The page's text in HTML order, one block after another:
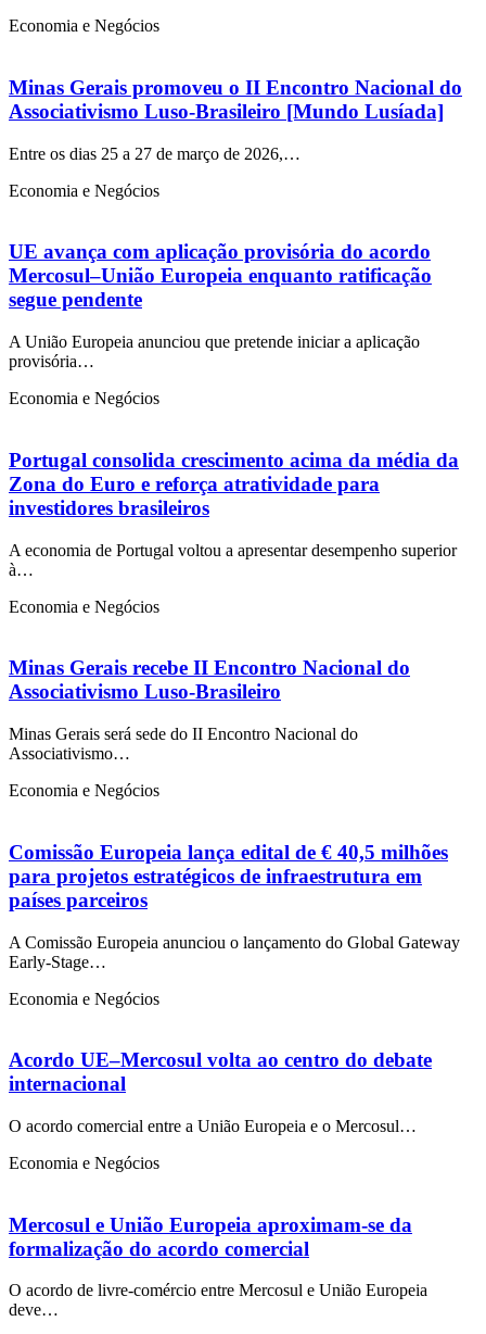
Economia e Negócios
Minas Gerais promoveu o II Encontro Nacional do
Associativismo Luso-Brasileiro [Mundo Lusíada]
Entre os dias 25 a 27 de março de 2026,…
Economia e Negócios
UE avança com aplicação provisória do acordo
Mercosul–União Europeia enquanto ratificação
segue pendente
A União Europeia anunciou que pretende iniciar a aplicação
provisória…
Economia e Negócios
Portugal consolida crescimento acima da média da
Zona do Euro e reforça atratividade para
investidores brasileiros
A economia de Portugal voltou a apresentar desempenho superior
à…
Economia e Negócios
Minas Gerais recebe II Encontro Nacional do
Associativismo Luso-Brasileiro
Minas Gerais será sede do II Encontro Nacional do
Associativismo…
Economia e Negócios
Comissão Europeia lança edital de € 40,5 milhões
para projetos estratégicos de infraestrutura em
países parceiros
A Comissão Europeia anunciou o lançamento do Global Gateway
Early-Stage…
Economia e Negócios
Acordo UE–Mercosul volta ao centro do debate
internacional
O acordo comercial entre a União Europeia e o Mercosul…
Economia e Negócios
Mercosul e União Europeia aproximam-se da
formalização do acordo comercial
O acordo de livre-comércio entre Mercosul e União Europeia
deve…